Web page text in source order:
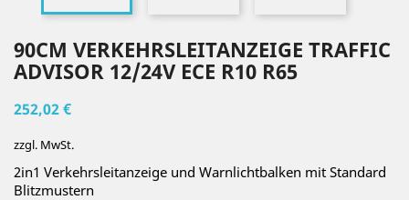
90CM VERKEHRSLEITANZEIGE TRAFFIC
ADVISOR 12/24V ECE R10 R65
252,02 €
zzgl. MwSt.
2in1 Verkehrsleitanzeige und Warnlichtbalken mit Standard
Blitzmustern